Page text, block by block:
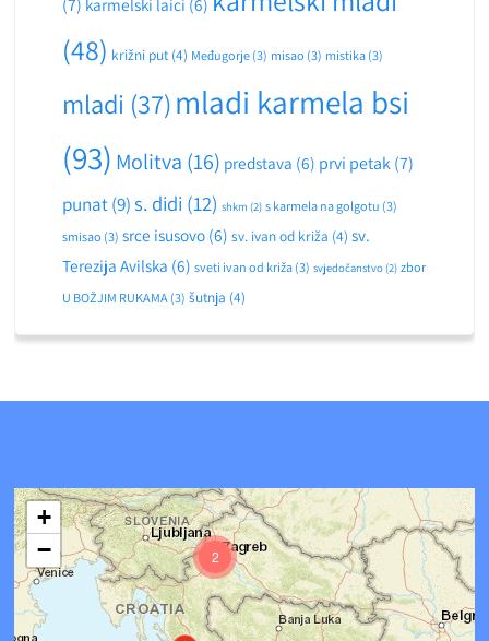
(7) karmelski laici (6)
(48) križni put(4) Međugorje(3) misao (3) mistika(3)
mladi (37)mladi karmela bsi
(93) Molitva (16) predstava (6) prvi petak(7)
punat(9)s. didi (12) shkm (2) s karmela na golgotu (3)
smisao (3) srce isusovo(6) sv. ivan od križa (4) sv.
Terezija Avilska (6) sveti ivan od križa(3) svjedočanstvo(2) zbor
U BOŽJIM RUKAMA(3) šutnja (4)
2
+
−